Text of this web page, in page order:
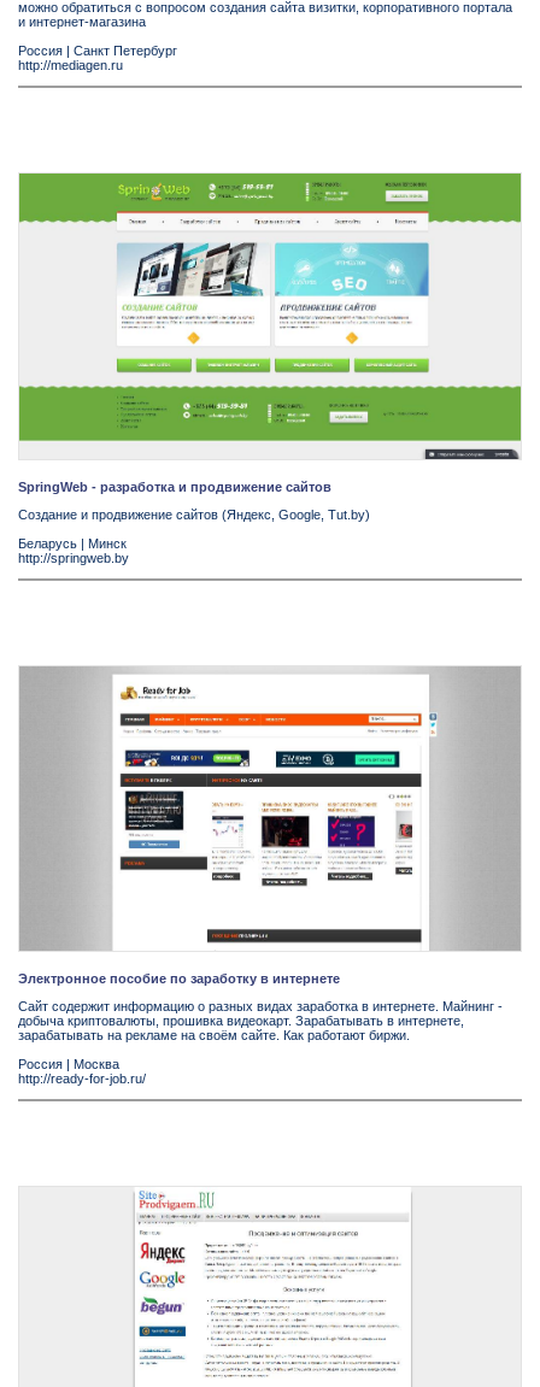
можно обратиться с вопросом создания сайта визитки, корпоративного портала
и интернет-магазина
Россия
Санкт Петербург
http://mediagen.ru
SpringWeb - разработка и продвижение сайтов
Создание и продвижение сайтов (Яндекс, Google, Tut.by)
Беларусь | Минск
http://springweb.by
Электронное пособие по заработку в интернете
Сайт содержит информацию о разных видах заработка в интернете. Майнинг -
добыча криптовалюты, прошивка видеокарт. Зарабатывать в интернете,
зарабатывать на рекламе на своём сайте. Как работают биржи.
Россия | Москва
http://ready-for-job.ru/